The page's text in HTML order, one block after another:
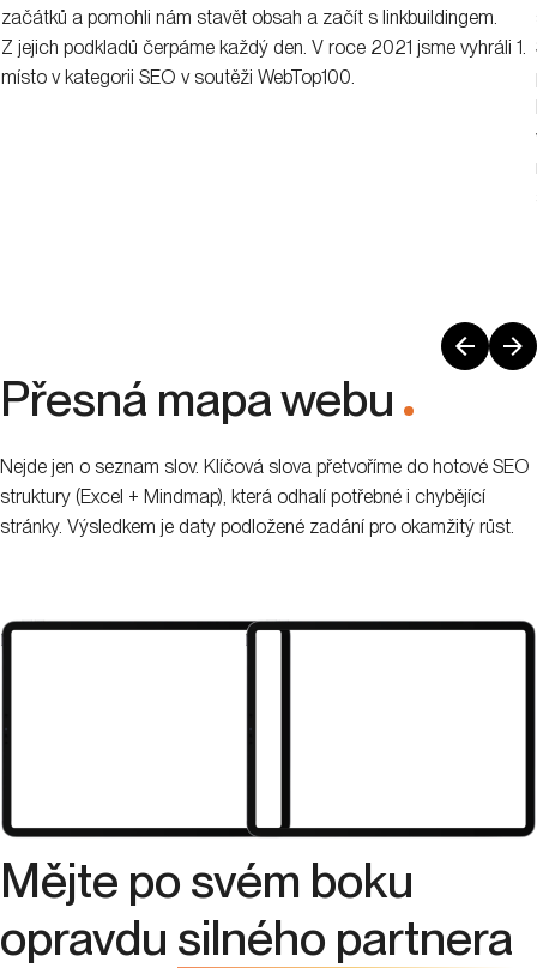
začátků a pomohli nám stavět obsah a začít s linkbuildingem.
Z jejich podkladů čerpáme každý den. V roce 2021 jsme vyhráli 1.
místo v kategorii SEO v soutěži WebTop100.
Přesná mapa webu
.
Nejde jen o seznam slov. Klíčová slova přetvoříme do hotové SEO
struktury (Excel + Mindmap), která odhalí potřebné i chybějící
stránky. Výsledkem je daty podložené zadání pro okamžitý růst.
Mějte po svém boku
opravdu silného partnera